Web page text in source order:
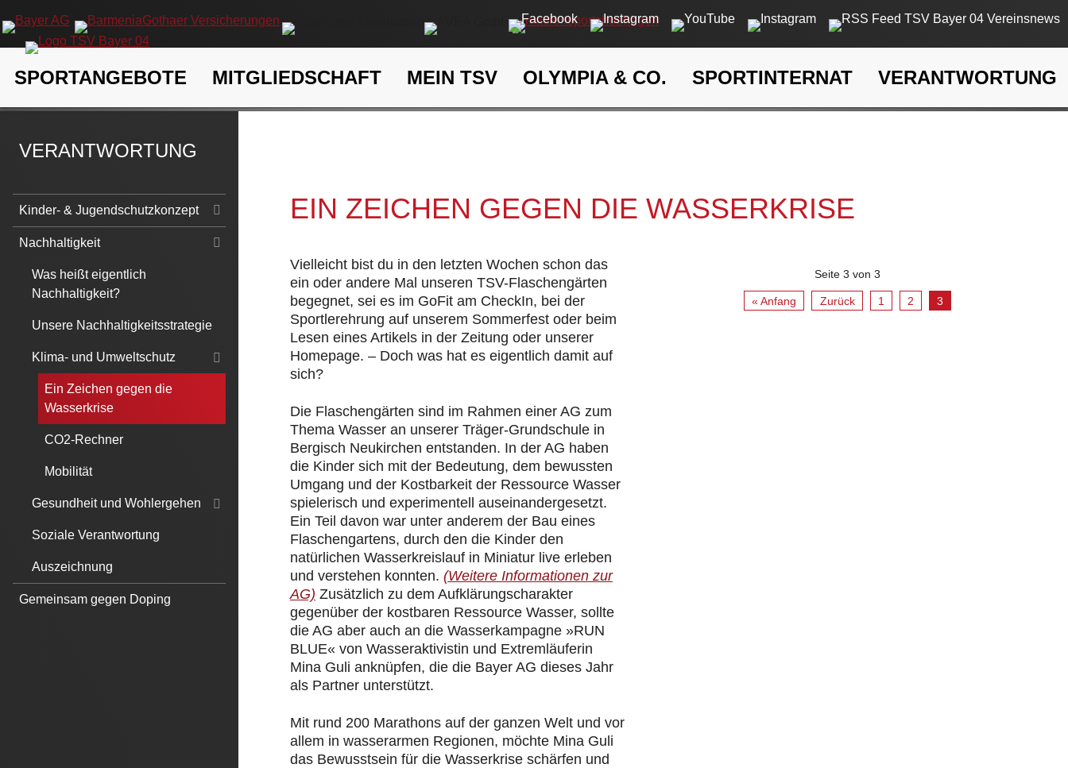
Navigation
überspringen
SPORTANGEBOTE MITGLIEDSCHAFT MEIN TSV OLYMPIA & CO. SPORTINTERNAT VERANTWORTUNG
EIN ZEICHEN GEGEN DIE WASSERKRISE
Vielleicht bist du in den letzten Wochen schon das
ein oder andere Mal unseren TSV-Flaschengärten
begegnet, sei es im GoFit am CheckIn, bei der
Sportlerehrung auf unserem Sommerfest oder beim
Lesen eines Artikels in der Zeitung oder unserer
Homepage. – Doch was hat es eigentlich damit auf
sich?
Die Flaschengärten sind im Rahmen einer AG zum
Thema Wasser an unserer Träger-Grundschule in
Bergisch Neukirchen entstanden. In der AG haben
die Kinder sich mit der Bedeutung, dem bewussten
Umgang und der Kostbarkeit der Ressource Wasser
spielerisch und experimentell auseinandergesetzt.
Ein Teil davon war unter anderem der Bau eines
Flaschengartens, durch den die Kinder den
natürlichen Wasserkreislauf in Miniatur live erleben
und verstehen konnten. (Weitere Informationen zur
AG) Zusätzlich zu dem Aufklärungscharakter
gegenüber der kostbaren Ressource Wasser, sollte
die AG aber auch an die Wasserkampagne »RUN
BLUE« von Wasseraktivistin und Extremläuferin
Mina Guli anknüpfen, die die Bayer AG dieses Jahr
als Partner unterstützt.
Mit rund 200 Marathons auf der ganzen Welt und vor
allem in wasserarmen Regionen, möchte Mina Guli
das Bewusstsein für die Wasserkrise schärfen und
Seite 3 von 3
« Anfang Zurück 1 2 3
VERANTWORTUNG
Navigation
überspringen
Kinder- & Jugendschutzkonzept
Nachhaltigkeit
Was heißt eigentlich
Nachhaltigkeit?
Unsere Nachhaltigkeitsstrategie
Klima- und Umweltschutz
Ein Zeichen gegen die
Wasserkrise
CO2-Rechner
Mobilität
Gesundheit und Wohlergehen
Soziale Verantwortung
Auszeichnung
Gemeinsam gegen Doping